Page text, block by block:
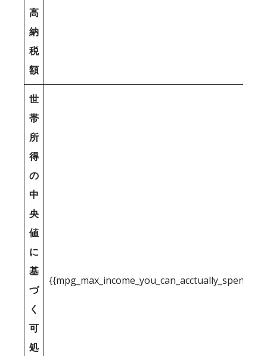
高
納
税
額
世
帯
所
得
の
中
央
値
に
基
づ
く
可
処